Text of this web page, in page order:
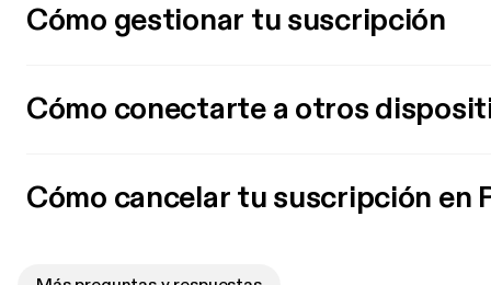
Cómo gestionar tu suscripción
Cómo conectarte a otros
Cómo cancelar tu suscripción en